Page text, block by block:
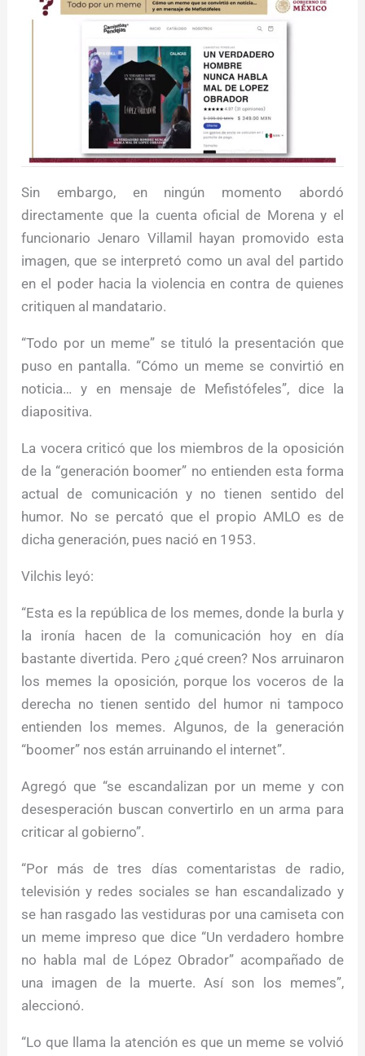
Sin embargo, en ningún momento abordó
directamente que la cuenta oficial de Morena y el
funcionario Jenaro Villamil hayan promovido esta
imagen, que se interpretó como un aval del partido
en el poder hacia la violencia en contra de quienes
critiquen al mandatario.
“Todo por un meme” se tituló la presentación que
puso en pantalla. “Cómo un meme se convirtió en
noticia… y en mensaje de Mefistófeles”, dice la
diapositiva.
La vocera criticó que los miembros de la oposición
de la “generación boomer” no entienden esta forma
actual de comunicación y no tienen sentido del
humor. No se percató que el propio AMLO es de
dicha generación, pues nació en 1953.
Vilchis leyó:
“Esta es la república de los memes, donde la burla y
la ironía hacen de la comunicación hoy en día
bastante divertida. Pero ¿qué creen? Nos arruinaron
los memes la oposición, porque los voceros de la
derecha no tienen sentido del humor ni tampoco
entienden los memes. Algunos, de la generación
“boomer” nos están arruinando el internet”.
Agregó que “se escandalizan por un meme y con
desesperación buscan convertirlo en un arma para
criticar al gobierno”.
“Por más de tres días comentaristas de radio,
televisión y redes sociales se han escandalizado y
se han rasgado las vestiduras por una camiseta con
un meme impreso que dice “Un verdadero hombre
no habla mal de López Obrador” acompañado de
una imagen de la muerte. Así son los memes”,
aleccionó.
“Lo que llama la atención es que un meme se volvió